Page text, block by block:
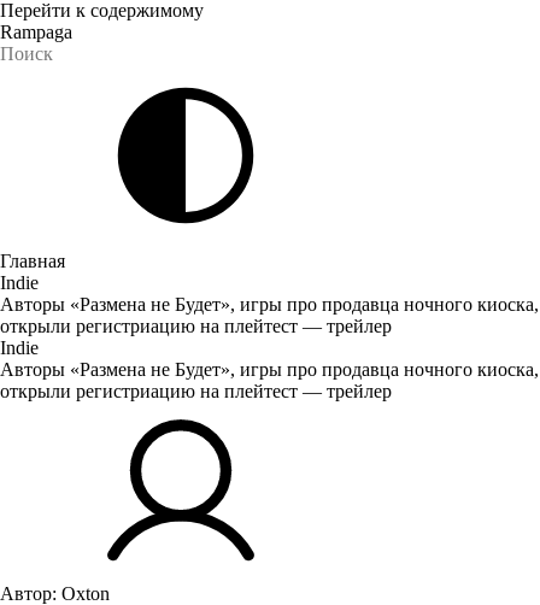
Перейти к содержимому
Rampaga
Главная
Indie
Авторы «Размена не Будет», игры про продавца ночного киоска,
открыли регистриацию на плейтест — трейлер
Indie
Авторы «Размена не Будет», игры про продавца ночного киоска,
открыли регистриацию на плейтест — трейлер
Автор: Oxton